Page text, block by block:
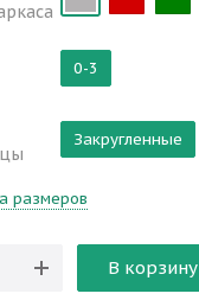
0-3
Закругленные
размеров
В корзину